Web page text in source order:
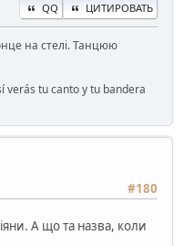
QQ ЦИТИРОВАТЬ
на стелі. Танцюю
verás tu canto y tu bandera
#180
А що та назва, коли